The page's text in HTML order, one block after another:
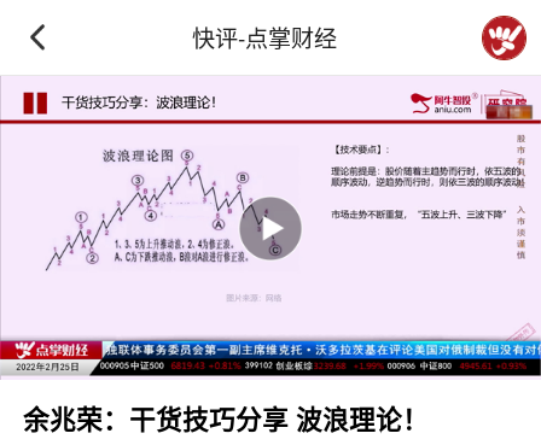
快评-点掌财经
余兆荣：干货技巧分享 波浪理论！